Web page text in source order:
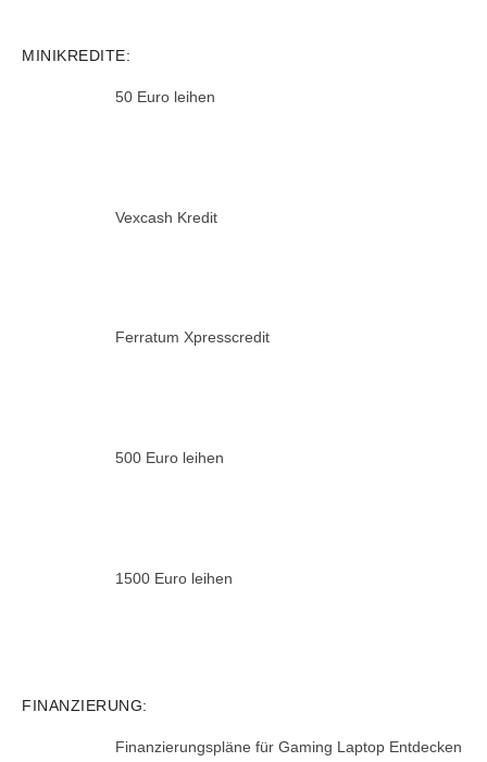
MINIKREDITE:
50 Euro leihen
Vexcash Kredit
Ferratum Xpresscredit
500 Euro leihen
1500 Euro leihen
FINANZIERUNG:
Finanzierungspläne für Gaming Laptop Entdecken